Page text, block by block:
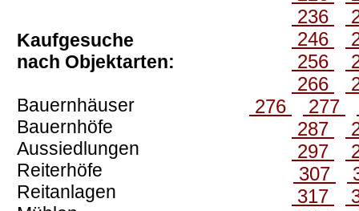
Kaufgesuche
nach Objektarten:
Bauernhäuser
Bauernhöfe
Aussiedlungen
Reiterhöfe
Reitanlagen
236
246
256
266
276
277
287
297
307
317